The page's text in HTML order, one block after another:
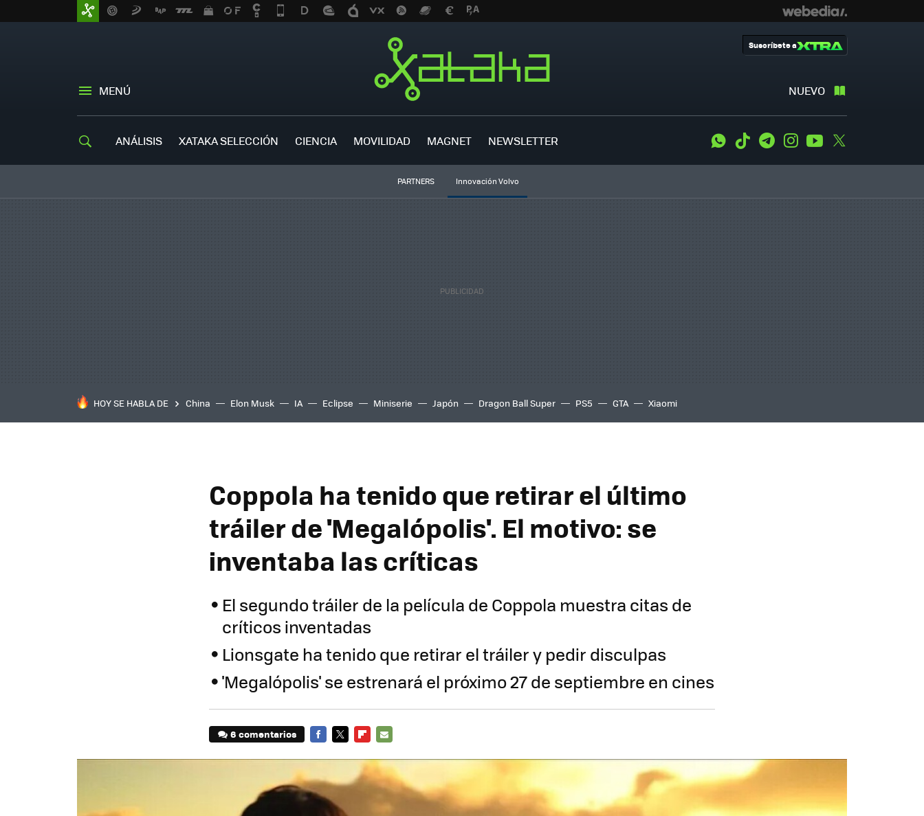
MENÚ NUEVO
Suscríbete a
ANÁLISIS XATAKA SELECCIÓN CIENCIA MOVILIDAD MAGNET NEWSLETTER WhatsApp
Tiktok TelegramInstagramYoutube
PARTNERS Innovación Volvo
HOY SE HABLA DE China Elon Musk IA Eclipse Miniserie Japón Dragon Ball Super PS5 GTA Xiaomi
Coppola ha tenido que retirar el último
tráiler de 'Megalópolis'. El motivo: se
inventaba las críticas
El segundo tráiler de la película de Coppola muestra citas de
críticos inventadas
Lionsgate ha tenido que retirar el tráiler y pedir disculpas
'Megalópolis' se estrenará el próximo 27 de septiembre en cines
6 comentarios
MAIL